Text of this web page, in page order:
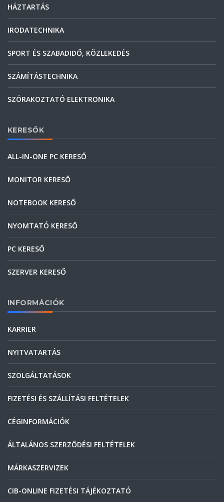
HÁZTARTÁS
IRODATECHNIKA
SPORT ÉS SZABADIDŐ, KÖZLEKEDÉS
SZÁMÍTÁSTECHNIKA
SZÓRAKOZTATÓ ELEKTRONIKA
KERESŐK
ALL-IN-ONE PC KERESŐ
MONITOR KERESŐ
NOTEBOOK KERESŐ
NYOMTATÓ KERESŐ
PC KERESŐ
SZERVER KERESŐ
INFORMÁCIÓK
KARRIER
NYITVATARTÁS
SZOLGÁLTATÁSOK
FIZETÉSI ÉS SZÁLLÍTÁSI FELTÉTELEK
CÉGINFORMÁCIÓK
ÁLTALÁNOS SZERZŐDÉSI FELTÉTELEK
MÁRKASZERVIZEK
CIB-ONLINE FIZETÉSI TÁJÉKOZTATÓ